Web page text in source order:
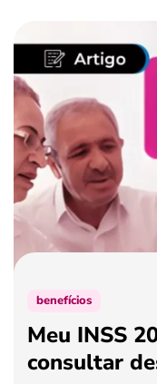
benefícios
crédito fácil
últimas notícias
ferramentas
benefícios
Meu INSS
consultar